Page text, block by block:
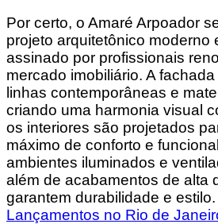
Por certo, o Amaré Arpoador
projeto arquitetônico moderno
assinado por profissionais
mercado imobiliário. A
linhas contemporâneas e
criando uma harmonia visual
os interiores são projetados
máximo de conforto e
ambientes iluminados e
além de acabamentos de alta
garantem durabilidade e
Lançamentos no Rio de